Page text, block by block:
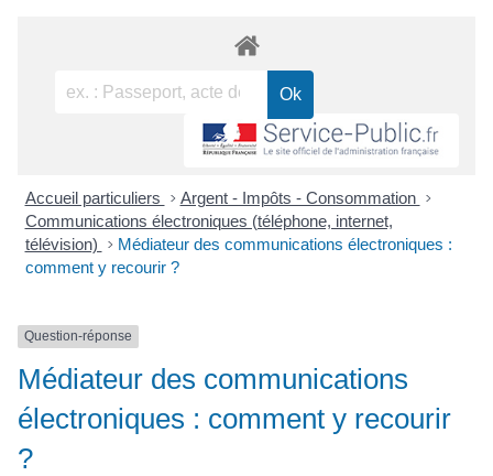
Accueil particuliers > Argent - Impôts - Consommation >
Communications électroniques (téléphone, internet,
télévision) > Médiateur des communications électroniques :
comment y recourir ?
Question-réponse
Médiateur des communications
électroniques : comment y recourir
?